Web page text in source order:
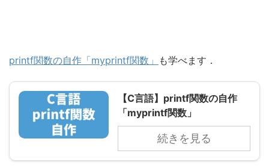
printf関数の自作「myprintf関数」 も学べます．
【C言語】printf関数の自作
「myprintf関数」
続きを見る